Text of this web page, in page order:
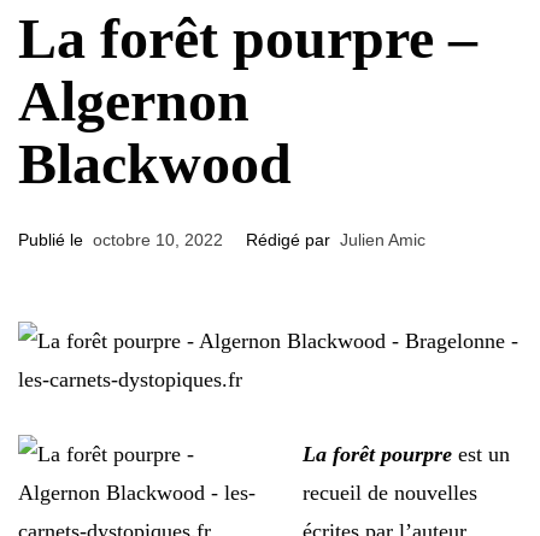
La forêt pourpre –
Algernon
Blackwood
Publié le octobre 10, 2022 Rédigé par Julien Amic
La forêt pourpre est un
recueil de nouvelles
écrites par l’auteur